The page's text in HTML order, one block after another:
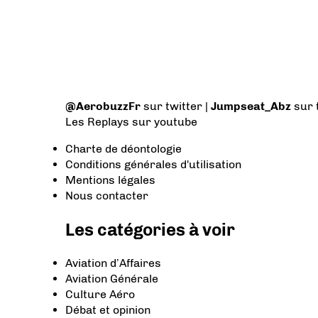
@AerobuzzFr sur twitter | Jumpseat_Abz sur
Les Replays sur youtube
Charte de déontologie
Conditions générales d'utilisation
Mentions légales
Nous contacter
Les catégories à voir
Aviation d’Affaires
Aviation Générale
Culture Aéro
Débat et opinion